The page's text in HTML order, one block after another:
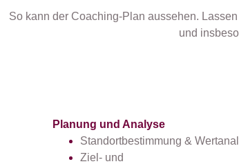
So kann der Coaching-Plan aussehen.
und
Planung und Analyse
Standortbestimmung &
Ziel- und